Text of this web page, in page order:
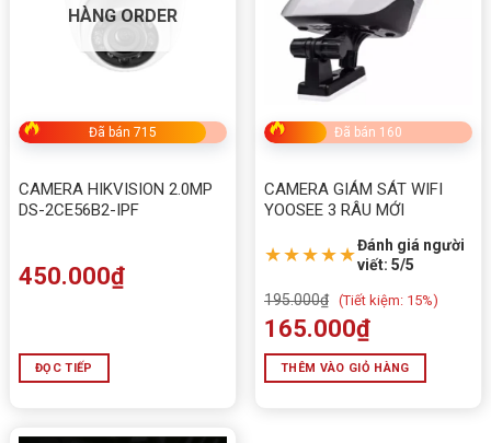
HÀNG ORDER
Đã bán 715
CAMERA HIKVISION 2.0MP
DS-2CE56B2-IPF
450.000₫
ĐỌC TIẾP
Đã bán 160
CAMERA GIÁM SÁT WIFI
YOOSEE 3 RÂU MỚI
★★★★★Đánh giá người
viết: 5/5
195.000₫ (Tiết kiệm: 15%)
165.000₫
THÊM VÀO GIỎ HÀNG